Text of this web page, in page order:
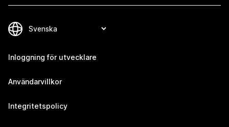
Inloggning för utvecklare
Användarvillkor
Integritetspolicy